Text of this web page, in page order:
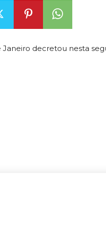
Janeiro decretou nesta